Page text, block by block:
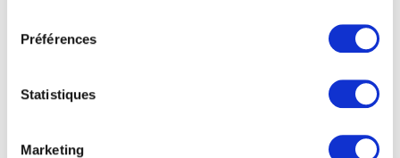
Préférences
Statistiques
Marketing